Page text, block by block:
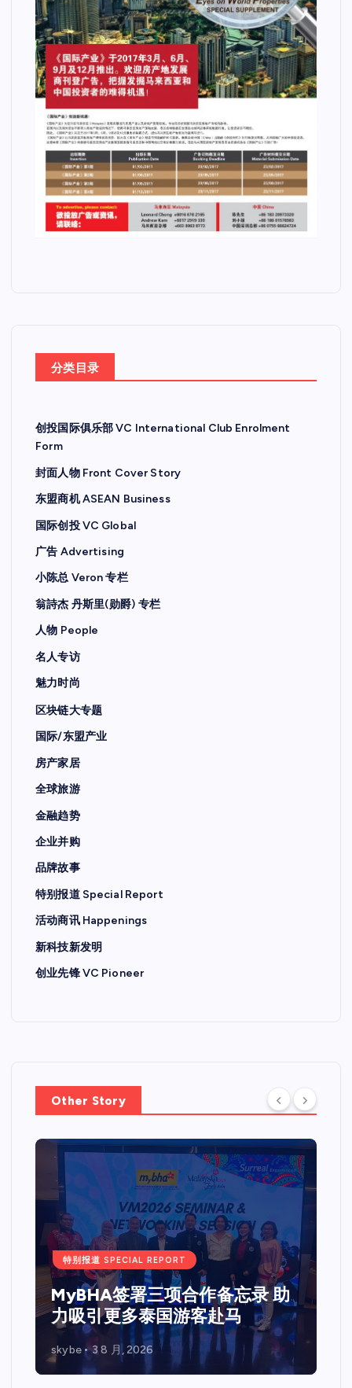
分类目录
创投国际俱乐部 VC International Club Enrolment
Form
封面人物 Front Cover Story
东盟商机 ASEAN Business
国际创投 VC Global
广告 Advertising
小陈总 Veron 专栏
翁詩杰 丹斯里(勋爵) 专栏
人物 People
名人专访
魅力时尚
区块链大专题
国际/东盟产业
房产家居
全球旅游
金融趋势
企业并购
品牌故事
特别报道 Special Report
活动商讯 Happenings
新科技新发明
创业先锋 VC Pioneer
Other Story
特别报道 SPECIAL REPORT
MyBHA签署三项合作备忘录 助
力吸引更多泰国游客赴马
skybe 3 8 月, 2026